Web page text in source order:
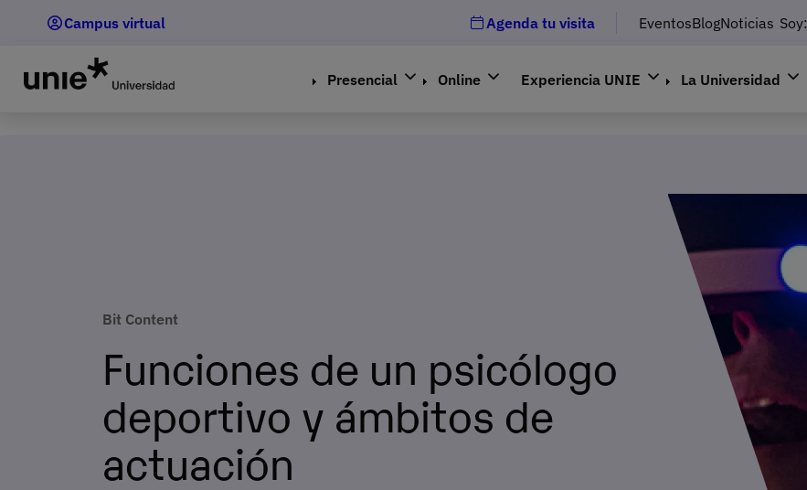
principal
Campus virtual Agenda tu visita EventosBlogNoticias Soy:
Presencial Online Experiencia UNIE La Universidad
Bit Content
Funciones de un psicólogo
deportivo y ámbitos de
actuación